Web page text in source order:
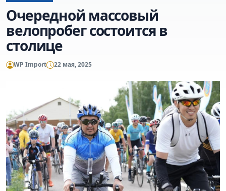
Очередной массовый
велопробег состоится в
столице
WP Import 22 мая, 2025